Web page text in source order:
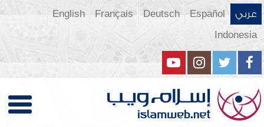
عربي Español
Deutsch
Français
English
Indonesia